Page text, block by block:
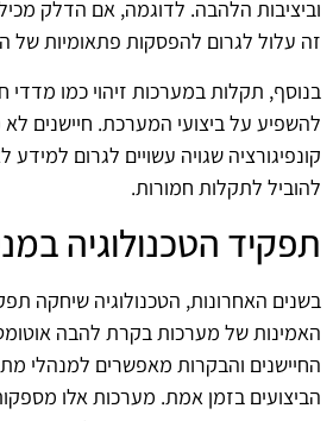
וביציבות הלהבה. לדוגמה, אם הדלק
זה עלול לגרום להפסקות פתאומיות של
בנוסף, תקלות במערכות זיהוי כמו מדדי
להשפיע על ביצועי המערכת. חיישנים
קונפיגורציה שגויה עשויים לגרום
להוביל לתקלות חמורות.
תפקיד הטכנולוגיה
בשנים האחרונות, הטכנולוגיה שיחקה
האמינות של מערכות בקרת להבה
החיישנים והבקרות מאפשרים למנהלי
הביצועים בזמן אמת. מערכות אלו